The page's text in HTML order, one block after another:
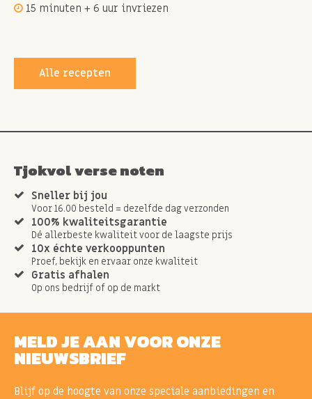
15 minuten + 6 uur invriezen
Alle recepten
Tjokvol verse noten
Sneller bij jou
Voor 16.00 besteld = dezelfde dag verzonden
100% kwaliteitsgarantie
Dé allerbeste kwaliteit voor de laagste prijs
10x échte verkooppunten
Proef, bekijk en ervaar onze kwaliteit
Gratis afhalen
Op ons bedrijf of op de markt
MELD JE AAN VOOR ONZE
NIEUWSBRIEF
Blijf op de hoogte van onze speciale aanbiedingen en